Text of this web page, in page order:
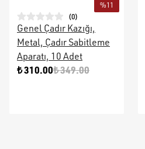
%11
(0)
Genel Çadır Kazığı,
Metal, Çadır Sabitleme
Aparatı, 10 Adet
₺ 310.00₺ 349.00